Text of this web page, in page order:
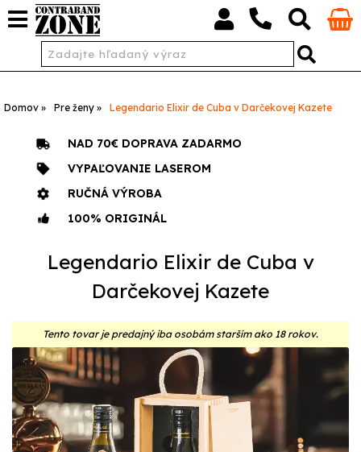
Domov Pre ženy Legendario Elixir de Cuba v Darčekovej Kazete
NAD 70€ DOPRAVA ZADARMO
VYPAĽOVANIE LASEROM
RUČNÁ VÝROBA
100% ORIGINÁL
Legendario Elixir de Cuba v
Darčekovej Kazete
Tento tovar je predajný iba osobám starším ako 18 rokov.